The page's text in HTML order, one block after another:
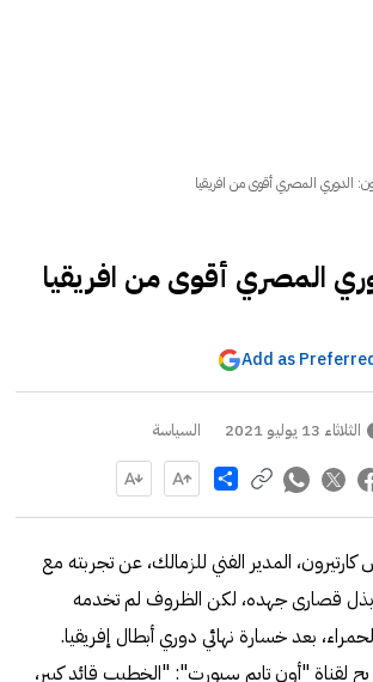
الدوري المصري أقوى من افريقيا
المصري أقوى من افريقيا
Add as
الثلاثاء 13 يوليو 2021 السياسة
Share
المدير الفني للزمالك، عن تجربته مع
بذل قصارى جهده، لكن الظروف لم تخدمه
بعد خسارة نهائي دوري أبطال إفريقيا.
لقناة "أون تايم سبورت": "الخطيب قائد كبير،